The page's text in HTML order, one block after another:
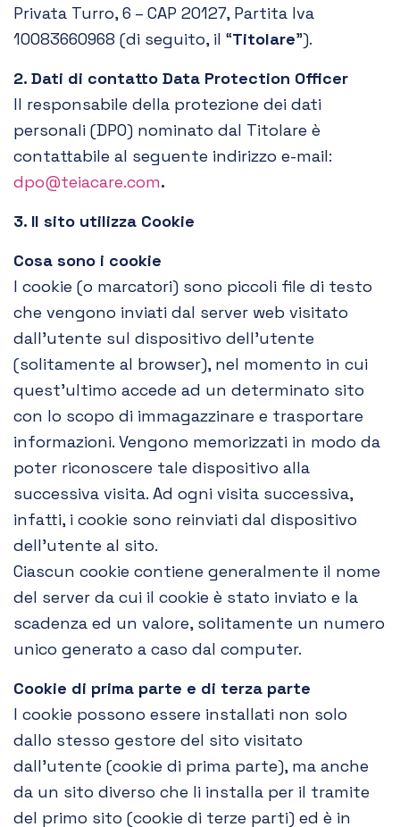
Privata Turro, 6 – CAP 20127, Partita Iva
10083660968 (di seguito, il “Titolare”).
2. Dati di contatto Data Protection Officer
Il responsabile della protezione dei dati
personali (DPO) nominato dal Titolare è
contattabile al seguente indirizzo e-mail:
dpo@teiacare.com.
3. Il sito utilizza Cookie
Cosa sono i cookie
I cookie (o marcatori) sono piccoli file di testo
che vengono inviati dal server web visitato
dall’utente sul dispositivo dell’utente
(solitamente al browser), nel momento in cui
quest’ultimo accede ad un determinato sito
con lo scopo di immagazzinare e trasportare
informazioni. Vengono memorizzati in modo da
poter riconoscere tale dispositivo alla
successiva visita. Ad ogni visita successiva,
infatti, i cookie sono reinviati dal dispositivo
dell’utente al sito.
Ciascun cookie contiene generalmente il nome
del server da cui il cookie è stato inviato e la
scadenza ed un valore, solitamente un numero
unico generato a caso dal computer.
Cookie di prima parte e di terza parte
I cookie possono essere installati non solo
dallo stesso gestore del sito visitato
dall’utente (cookie di prima parte), ma anche
da un sito diverso che li installa per il tramite
del primo sito (cookie di terze parti) ed è in